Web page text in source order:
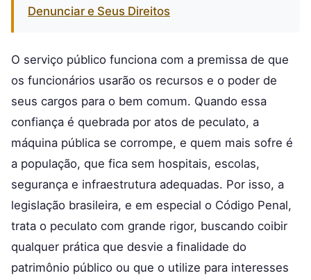
Denunciar e Seus Direitos
O serviço público funciona com a premissa de que
os funcionários usarão os recursos e o poder de
seus cargos para o bem comum. Quando essa
confiança é quebrada por atos de peculato, a
máquina pública se corrompe, e quem mais sofre é
a população, que fica sem hospitais, escolas,
segurança e infraestrutura adequadas. Por isso, a
legislação brasileira, e em especial o Código Penal,
trata o peculato com grande rigor, buscando coibir
qualquer prática que desvie a finalidade do
patrimônio público ou que o utilize para interesses